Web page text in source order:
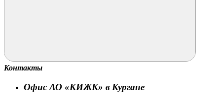
Контакты
Офис АО «КИЖК» в Кургане